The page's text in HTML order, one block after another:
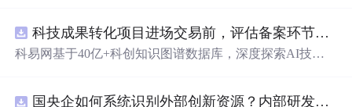
科技成果转化项目进场交易前，评估备案环节需要准备哪些材料？.docx
科易网基于40亿+科创知识图谱数据库，深度探索AI技术
新领域的AI+数智化解决方案，推动科技创新与产业创新国央企如何系统识别外部创新资源？内部研发体系完善，但对外部高校、中小科技企业技术能力缺乏动态认知。.docx